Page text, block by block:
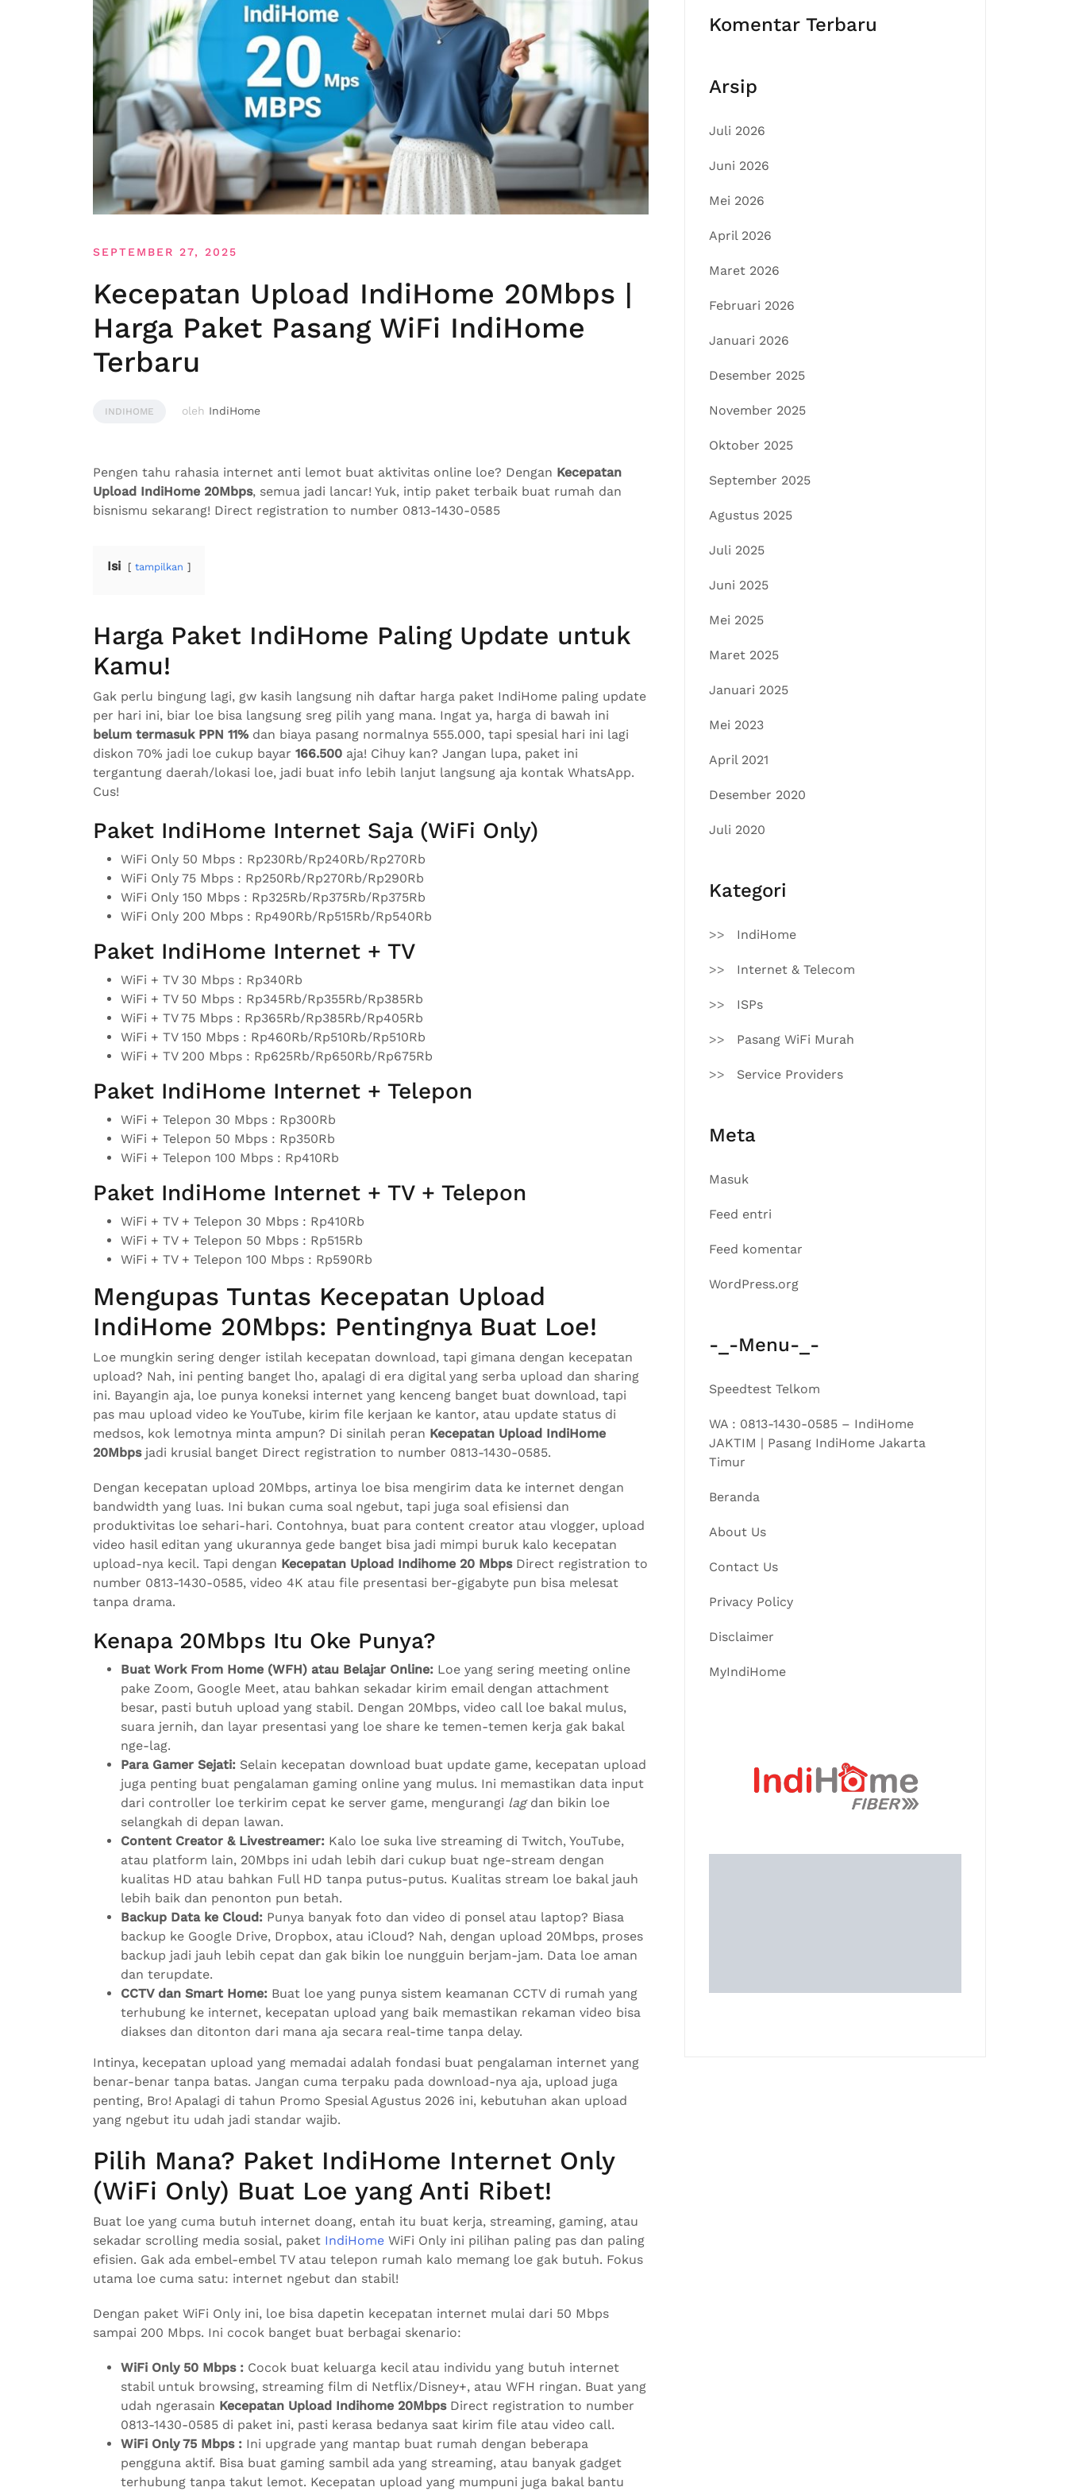
SEPTEMBER 27, 2025
Kecepatan Upload IndiHome 20Mbps |
Harga Paket Pasang WiFi IndiHome
Terbaru
INDIHOME oleh IndiHome
Pengen tahu rahasia internet anti lemot buat aktivitas online loe? Dengan Kecepatan
Upload IndiHome 20Mbps, semua jadi lancar! Yuk, intip paket terbaik buat rumah dan
bisnismu sekarang! Direct registration to number 0813-1430-0585
Isi tampilkan
Harga Paket IndiHome Paling Update untuk
Kamu!
Gak perlu bingung lagi, gw kasih langsung nih daftar harga paket IndiHome paling update
per hari ini, biar loe bisa langsung sreg pilih yang mana. Ingat ya, harga di bawah ini
belum termasuk PPN 11% dan biaya pasang normalnya 555.000, tapi spesial hari ini lagi
diskon 70% jadi loe cukup bayar 166.500 aja! Cihuy kan? Jangan lupa, paket ini
tergantung daerah/lokasi loe, jadi buat info lebih lanjut langsung aja kontak WhatsApp.
Cus!
Paket IndiHome Internet Saja (WiFi Only)
WiFi Only 50 Mbps : Rp230Rb/Rp240Rb/Rp270Rb
WiFi Only 75 Mbps : Rp250Rb/Rp270Rb/Rp290Rb
WiFi Only 150 Mbps : Rp325Rb/Rp375Rb/Rp375Rb
WiFi Only 200 Mbps : Rp490Rb/Rp515Rb/Rp540Rb
Paket IndiHome Internet + TV
WiFi + TV 30 Mbps : Rp340Rb
WiFi + TV 50 Mbps : Rp345Rb/Rp355Rb/Rp385Rb
WiFi + TV 75 Mbps : Rp365Rb/Rp385Rb/Rp405Rb
WiFi + TV 150 Mbps : Rp460Rb/Rp510Rb/Rp510Rb
WiFi + TV 200 Mbps : Rp625Rb/Rp650Rb/Rp675Rb
Paket IndiHome Internet + Telepon
WiFi + Telepon 30 Mbps : Rp300Rb
WiFi + Telepon 50 Mbps : Rp350Rb
WiFi + Telepon 100 Mbps : Rp410Rb
Paket IndiHome Internet + TV + Telepon
WiFi + TV + Telepon 30 Mbps : Rp410Rb
WiFi + TV + Telepon 50 Mbps : Rp515Rb
WiFi + TV + Telepon 100 Mbps : Rp590Rb
Mengupas Tuntas Kecepatan Upload
IndiHome 20Mbps: Pentingnya Buat Loe!
Loe mungkin sering denger istilah kecepatan download, tapi gimana dengan kecepatan
upload? Nah, ini penting banget lho, apalagi di era digital yang serba upload dan sharing
ini. Bayangin aja, loe punya koneksi internet yang kenceng banget buat download, tapi
pas mau upload video ke YouTube, kirim file kerjaan ke kantor, atau update status di
medsos, kok lemotnya minta ampun? Di sinilah peran Kecepatan Upload IndiHome
20Mbpsjadi krusial banget Direct registration to number 0813-1430-0585.
Dengan kecepatan upload 20Mbps, artinya loe bisa mengirim data ke internet dengan
bandwidth yang luas. Ini bukan cuma soal ngebut, tapi juga soal efisiensi dan
produktivitas loe sehari-hari. Contohnya, buat para content creator atau vlogger, upload
video hasil editan yang ukurannya gede banget bisa jadi mimpi buruk kalo kecepatan
upload-nya kecil. Tapi dengan Kecepatan Upload Indihome 20 MbpsDirect registration to
number 0813-1430-0585, video 4K atau file presentasi ber-gigabyte pun bisa melesat
tanpa drama.
Kenapa 20Mbps Itu Oke Punya?
Buat Work From Home (WFH) atau Belajar Online: Loe yang sering meeting online
pake Zoom, Google Meet, atau bahkan sekadar kirim email dengan attachment
besar, pasti butuh upload yang stabil. Dengan 20Mbps, video call loe bakal mulus,
suara jernih, dan layar presentasi yang loe share ke temen-temen kerja gak bakal
nge-lag.
Para Gamer Sejati: Selain kecepatan download buat update game, kecepatan upload
juga penting buat pengalaman gaming online yang mulus. Ini memastikan data input
dari controller loe terkirim cepat ke server game, mengurangi lagdan bikin loe
selangkah di depan lawan.
Content Creator & Livestreamer: Kalo loe suka live streaming di Twitch, YouTube,
atau platform lain, 20Mbps ini udah lebih dari cukup buat nge-stream dengan
kualitas HD atau bahkan Full HD tanpa putus-putus. Kualitas stream loe bakal jauh
lebih baik dan penonton pun betah.
Backup Data ke Cloud: Punya banyak foto dan video di ponsel atau laptop? Biasa
backup ke Google Drive, Dropbox, atau iCloud? Nah, dengan upload 20Mbps, proses
backup jadi jauh lebih cepat dan gak bikin loe nungguin berjam-jam. Data loe aman
dan terupdate.
CCTV dan Smart Home: Buat loe yang punya sistem keamanan CCTV di rumah yang
terhubung ke internet, kecepatan upload yang baik memastikan rekaman video bisa
diakses dan ditonton dari mana aja secara real-time tanpa delay.
Intinya, kecepatan upload yang memadai adalah fondasi buat pengalaman internet yang
benar-benar tanpa batas. Jangan cuma terpaku pada download-nya aja, upload juga
penting, Bro! Apalagi di tahun Promo Spesial Agustus 2026 ini, kebutuhan akan upload
yang ngebut itu udah jadi standar wajib.
Pilih Mana? Paket IndiHome Internet Only
(WiFi Only) Buat Loe yang Anti Ribet!
Buat loe yang cuma butuh internet doang, entah itu buat kerja, streaming, gaming, atau
sekadar scrolling media sosial, paket IndiHome WiFi Only ini pilihan paling pas dan paling
efisien. Gak ada embel-embel TV atau telepon rumah kalo memang loe gak butuh. Fokus
utama loe cuma satu: internet ngebut dan stabil!
Dengan paket WiFi Only ini, loe bisa dapetin kecepatan internet mulai dari 50 Mbps
sampai 200 Mbps. Ini cocok banget buat berbagai skenario:
WiFi Only 50 Mbps : Cocok buat keluarga kecil atau individu yang butuh internet
stabil untuk browsing, streaming film di Netflix/Disney+, atau WFH ringan. Buat yang
udah ngerasain Kecepatan Upload Indihome 20MbpsDirect registration to number
0813-1430-0585 di paket ini, pasti kerasa bedanya saat kirim file atau video call.
WiFi Only 75 Mbps : Ini upgrade yang mantap buat rumah dengan beberapa
pengguna aktif. Bisa buat gaming sambil ada yang streaming, atau banyak gadget
terhubung tanpa takut lemot. Kecepatan upload yang mumpuni juga bakal bantu
Komentar Terbaru
Arsip
Juli 2026
Juni 2026
Mei 2026
April 2026
Maret 2026
Februari 2026
Januari 2026
Desember 2025
November 2025
Oktober 2025
September 2025
Agustus 2025
Juli 2025
Juni 2025
Mei 2025
Maret 2025
Januari 2025
Mei 2023
April 2021
Desember 2020
Juli 2020
Kategori
IndiHome
Internet & Telecom
ISPs
Pasang WiFi Murah
Service Providers
Meta
Masuk
Feed entri
Feed komentar
WordPress.org
-_-Menu-_-
Speedtest Telkom
WA : 0813-1430-0585 – IndiHome
JAKTIM | Pasang IndiHome Jakarta
Timur
Beranda
About Us
Contact Us
Privacy Policy
Disclaimer
MyIndiHome